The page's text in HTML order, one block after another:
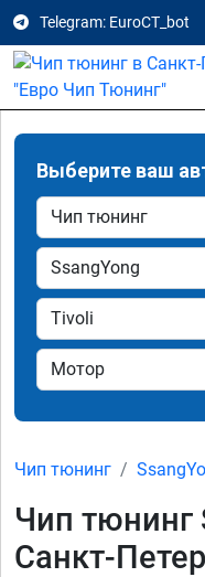
Telegram: EuroCT_bot
Выберите ваш
Чип тюнинг
Чип тюнинг
Санкт-